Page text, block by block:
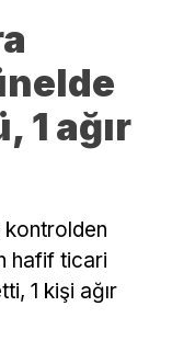
1 ağır
kontrolden
hafif ticari
1 kişi ağır